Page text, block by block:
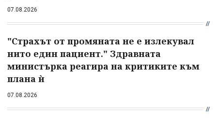
07.08.2026
"Страхът от промяната не е излекувал
нито един пациент." Здравната
министърка реагира на критиките към
плана ѝ
07.08.2026